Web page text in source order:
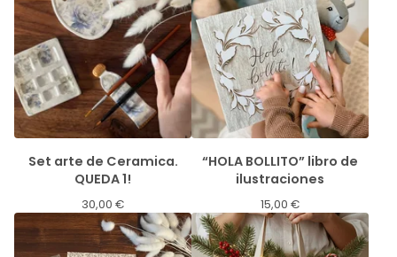
Set arte de Ceramica.
QUEDA 1!
30,00 €
“HOLA BOLLITO” libro de
ilustraciones
15,00 €